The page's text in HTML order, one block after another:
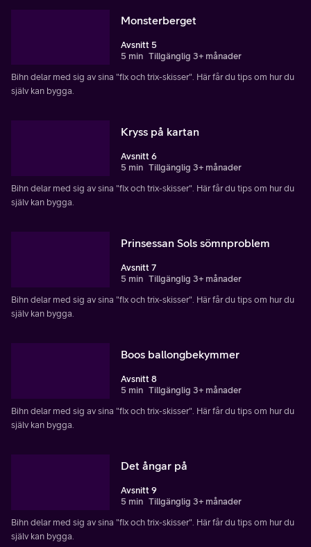
Monsterberget
Avsnitt 5
5 min Tillgänglig 3+ månader
Bihn delar med sig av sina "fix och trix-skisser". Här får du tips om hur du
själv kan bygga.
Kryss på kartan
Avsnitt 6
5 min Tillgänglig 3+ månader
Bihn delar med sig av sina "fix och trix-skisser". Här får du tips om hur du
själv kan bygga.
Prinsessan Sols sömnproblem
Avsnitt 7
5 min Tillgänglig 3+ månader
Bihn delar med sig av sina "fix och trix-skisser". Här får du tips om hur du
själv kan bygga.
Boos ballongbekymmer
Avsnitt 8
5 min Tillgänglig 3+ månader
Bihn delar med sig av sina "fix och trix-skisser". Här får du tips om hur du
själv kan bygga.
Det ångar på
Avsnitt 9
5 min Tillgänglig 3+ månader
Bihn delar med sig av sina "fix och trix-skisser". Här får du tips om hur du
själv kan bygga.